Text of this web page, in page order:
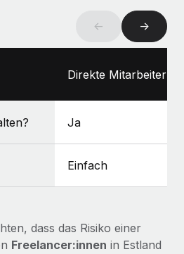
← →
Direkte
Ja
Einfach
dass das Risiko einer
Freelancer:innen in Estland